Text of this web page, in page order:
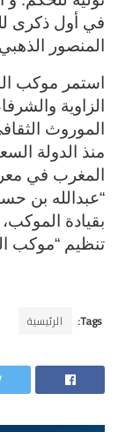
في أول ذكرى
المنصور الذهبي في سنة 986
الزاوية
الموروث
منذ الدولة
المغرب في
“عبدالله بن
بقيادة
تنظيم “موكب
Tags: الرئيسية